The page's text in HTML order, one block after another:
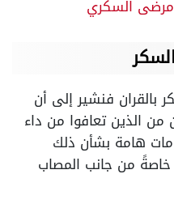
مرضى السكري
بالقران فنشير إلى أن
الذين تعافوا من داء
هامة بشأن ذلك
من جانب المصاب